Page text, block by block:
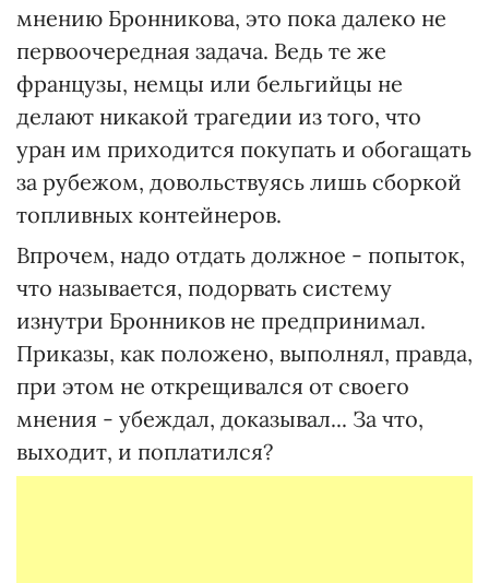
мнению Бронникова, это пока далеко не
первоочередная задача. Ведь те же
французы, немцы или бельгийцы не
делают никакой трагедии из того, что
уран им приходится покупать и обогащать
за рубежом, довольствуясь лишь сборкой
топливных контейнеров.
Впрочем, надо отдать должное - попыток,
что называется, подорвать систему
изнутри Бронников не предпринимал.
Приказы, как положено, выполнял, правда,
при этом не открещивался от своего
мнения - убеждал, доказывал... За что,
выходит, и поплатился?